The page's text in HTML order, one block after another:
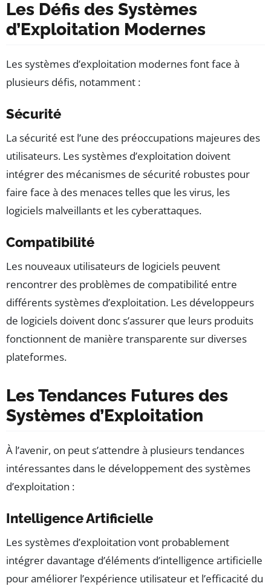
Les Défis des Systèmes
d’Exploitation Modernes
Les systèmes d’exploitation modernes font face à
plusieurs défis, notamment :
Sécurité
La sécurité est l’une des préoccupations majeures des
utilisateurs. Les systèmes d’exploitation doivent
intégrer des mécanismes de sécurité robustes pour
faire face à des menaces telles que les virus, les
logiciels malveillants et les cyberattaques.
Compatibilité
Les nouveaux utilisateurs de logiciels peuvent
rencontrer des problèmes de compatibilité entre
différents systèmes d’exploitation. Les développeurs
de logiciels doivent donc s’assurer que leurs produits
fonctionnent de manière transparente sur diverses
plateformes.
Les Tendances Futures des
Systèmes d’Exploitation
À l’avenir, on peut s’attendre à plusieurs tendances
intéressantes dans le développement des systèmes
d’exploitation :
Intelligence Artificielle
Les systèmes d’exploitation vont probablement
intégrer davantage d’éléments d’intelligence artificielle
pour améliorer l’expérience utilisateur et l’efficacité du